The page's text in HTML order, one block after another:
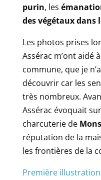
purin, les
des végétaux dans
Les photos prises
Assérac m’ont aidé
commune, que je
découvrir car les
très nombreux.
Assérac évoquait
charcuterie de
réputation de la
les frontières de la
Première